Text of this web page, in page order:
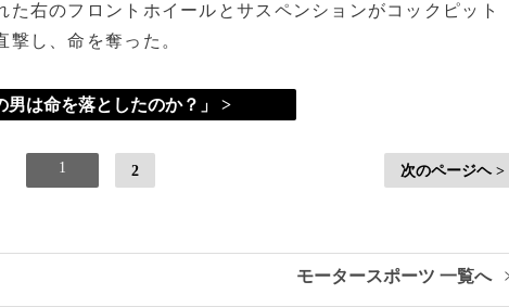
た右のフロントホイールとサスペンションがコックピット
し、命を奪った。
男は命を落としたのか？」 >
1 2 次のページヘ >
モータースポーツ 一覧へ